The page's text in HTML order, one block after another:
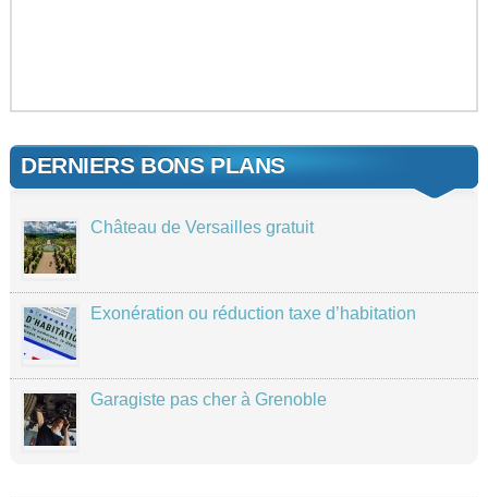
DERNIERS BONS PLANS
Château de Versailles gratuit
Exonération ou réduction taxe d’habitation
Garagiste pas cher à Grenoble